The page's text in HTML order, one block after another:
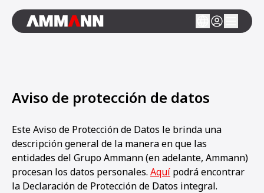
Aviso de protección de datos
Este Aviso de Protección de Datos le brinda una
descripción general de la manera en que las
entidades del Grupo Ammann (en adelante, Ammann)
procesan los datos personales. Aquí podrá encontrar
la Declaración de Protección de Datos integral.